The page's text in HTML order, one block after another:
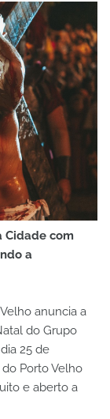
Cidade com
a
anuncia a
do Grupo
25 de
Porto Velho
e aberto a